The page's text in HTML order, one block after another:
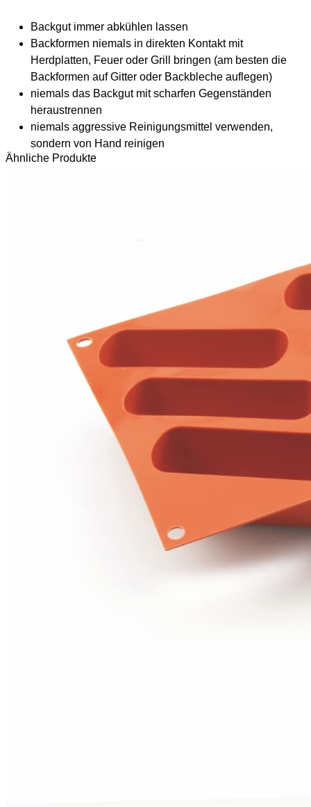
Backgut immer abkühlen lassen
Backformen niemals in direkten Kontakt mit
Herdplatten, Feuer oder Grill bringen (am besten die
Backformen auf Gitter oder Backbleche auflegen)
niemals das Backgut mit scharfen Gegenständen
heraustrennen
niemals aggressive Reinigungsmittel verwenden,
sondern von Hand reinigen
Ähnliche Produkte